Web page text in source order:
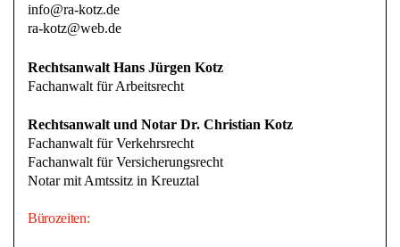
info@ra-kotz.de
ra-kotz@web.de
Rechtsanwalt Hans Jürgen Kotz
Fachanwalt für Arbeitsrecht
Rechtsanwalt und Notar Dr. Christian Kotz
Fachanwalt für Verkehrsrecht
Fachanwalt für Versicherungsrecht
Notar mit Amtssitz in Kreuztal
Bürozeiten: